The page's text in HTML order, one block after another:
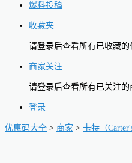
爆料投稿
收藏夹
请登录后查看所有已收藏的
商家关注
请登录后查看所有已关注的
登录
优惠码大全 > 商家 > 卡特（